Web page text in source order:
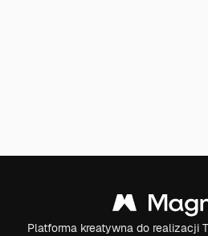
Platforma kreatywna do realizacji